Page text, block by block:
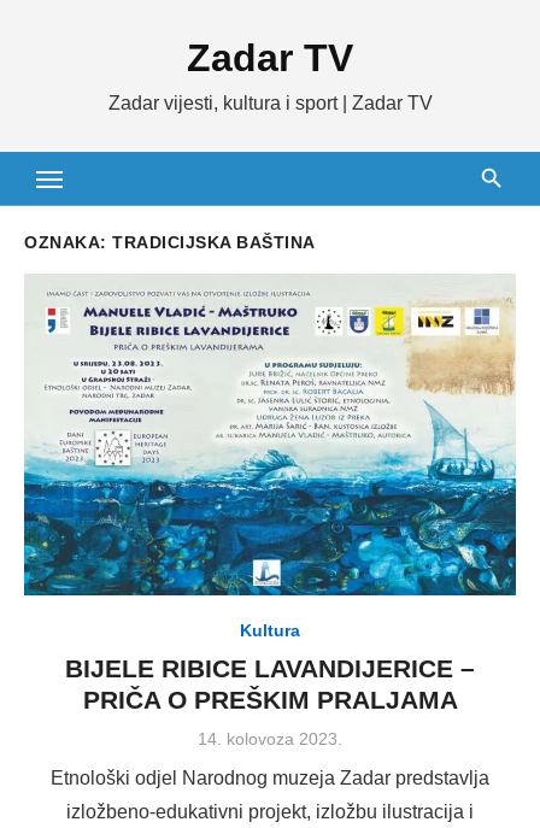
Zadar TV
Zadar vijesti, kultura i sport | Zadar TV
OZNAKA: TRADICIJSKA BAŠTINA
Kultura
BIJELE RIBICE LAVANDIJERICE –
PRIČA O PREŠKIM PRALJAMA
Posted
14. kolovoza 2023.
Etnološki odjel Narodnog muzeja Zadar predstavlja
izložbeno-edukativni projekt, izložbu ilustracija i